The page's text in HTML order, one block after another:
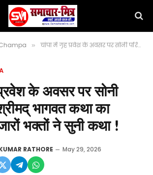
» चांपा में गृह प्रवेश के अवसर पर सोनी परिवार का श्रीमद् भागवत कथा का आयोजन, हजारों भक्तों ने सुनी कथा !
के अवसर पर सोनी
भागवत कथा का
भक्तों ने सुनी कथा !
RATHORE May 29, 2026